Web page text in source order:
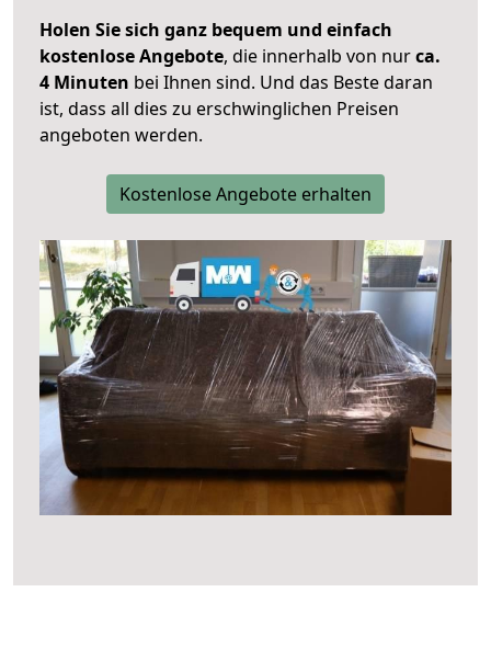
Holen Sie sich ganz bequem und einfach
kostenlose Angebote, die innerhalb von nurca.
4 Minuten bei Ihnen sind. Und das Beste daran
ist, dass all dies zu erschwinglichen Preisen
angeboten werden.
Kostenlose Angebote erhalten